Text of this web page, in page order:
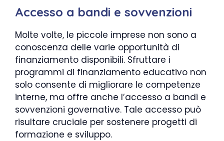
Accesso a bandi e sovvenzioni
Molte volte, le piccole imprese non sono a
conoscenza delle varie opportunità di
finanziamento disponibili. Sfruttare i
programmi di finanziamento educativo non
solo consente di migliorare le competenze
interne, ma offre anche l’accesso a bandi e
sovvenzioni governative. Tale accesso può
risultare cruciale per sostenere progetti di
formazione e sviluppo.